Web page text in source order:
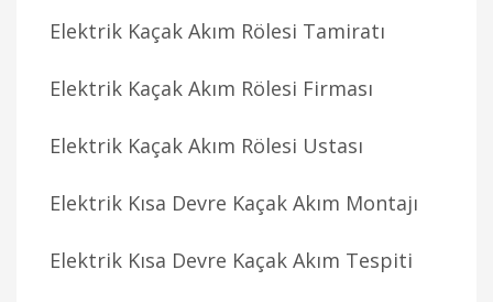
Elektrik Kaçak Akım Rölesi Tamiratı
Elektrik Kaçak Akım Rölesi Firması
Elektrik Kaçak Akım Rölesi Ustası
Elektrik Kısa Devre Kaçak Akım Montajı
Elektrik Kısa Devre Kaçak Akım Tespiti